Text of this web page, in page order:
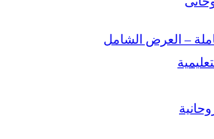
– العرض الشامل